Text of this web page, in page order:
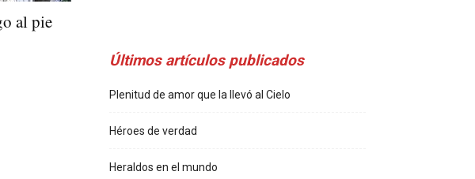
al pie
Últimos artículos publicados
Plenitud de amor que la llevó al Cielo
Héroes de verdad
Heraldos en el mundo